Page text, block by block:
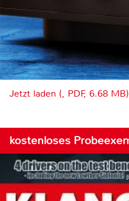
Jetzt laden (, PDF, 6.68 MB)
kostenloses